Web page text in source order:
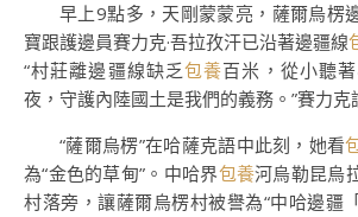
早上9點多，天剛蒙蒙亮，薩爾烏楞
寶跟護邊員賽力克·吾拉孜汗已沿著邊疆線
“村莊離邊疆線缺乏包養百米，從小聽
夜，守護內陸國土是我們的義務。”賽力克
“薩爾烏楞”在哈薩克語中此刻，她看
為“金色的草甸”。中哈界包養河烏勒昆烏
村落旁，讓薩爾烏楞村被譽為“中哈邊疆